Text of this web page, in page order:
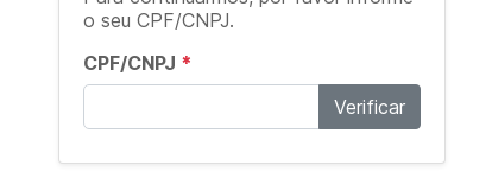
o seu CPF/CNPJ.
CPF/CNPJ *
Verificar